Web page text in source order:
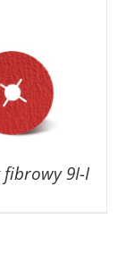
zł
fibrowy 9I-I